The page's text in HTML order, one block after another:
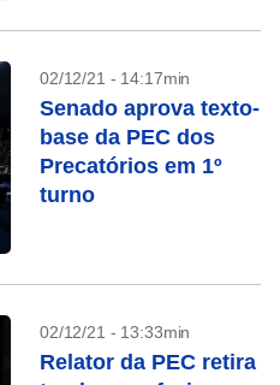
02/12/21 - 14:17min
Senado aprova texto-
base da PEC dos
Precatórios em 1º
turno
02/12/21 - 13:33min
Relator da PEC retira